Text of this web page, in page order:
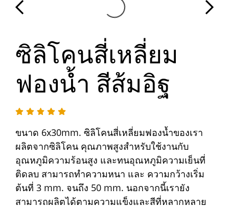
ซิลิโคนสี่เหลี่ยม
ฟองน้ำ สีส้มอิฐ
ขนาด 6x30mm. ซิลิโคนสี่เหลี่ยมฟองน้ำของเรา
ผลิตจากซิลิโคน คุณภาพสูงสำหรับใช้งานกับ
อุณหภูมิความร้อนสูง และทนอุณหภูมิความเย็นที่
ติดลบ สามารถทำความหนา และ ความกว้างเริ่ม
ต้นที่ 3 mm. จนถึง 50 mm. นอกจากนี้เรายัง
สามารถผลิตได้ตามความแข็งและสีที่หลากหลาย